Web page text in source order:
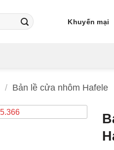
Khuyến mại
/ Bản lề cửa nhôm Hafele